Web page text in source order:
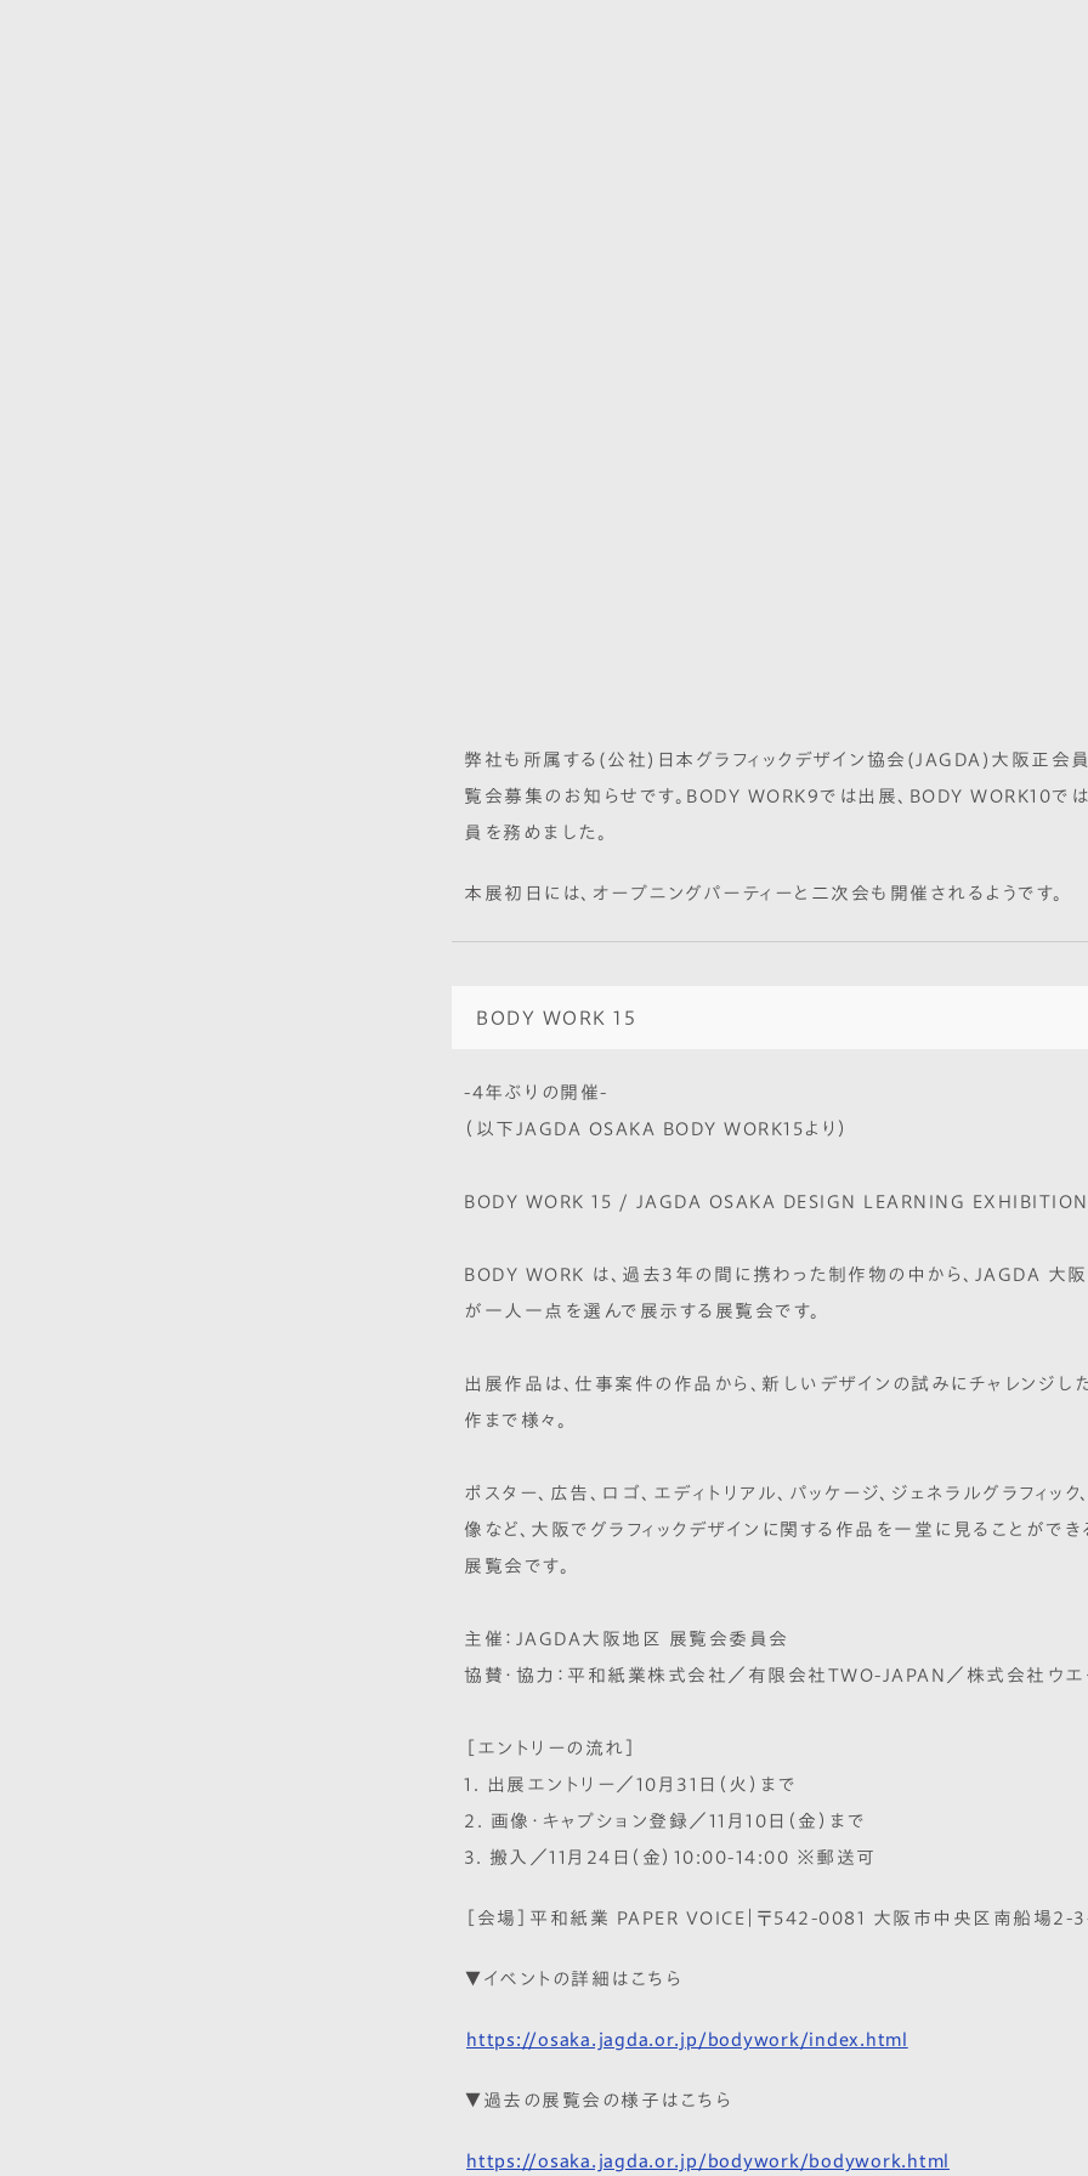
弊社も所属する(公社)日本グラフィックデザイン協会(JAGDA)大阪正会
覧会募集のお知らせです。BODY WORK9では出展、BODY WORK10で
員を務めました。
本展初日には、オープニングパーティーと二次会も開催されるようです。
BODY WORK 15
-4年ぶりの開催-
（以下JAGDA OSAKA BODY WORK15より）
BODY WORK 15 / JAGDA OSAKA DESIGN LEARNING EXHIBITION
BODY WORK は、過去3年の間に携わった制作物の中から、JAGDA 大
が一人一点を選んで展示する展覧会です。
出展作品は、仕事案件の作品から、新しいデザインの試みにチャレンジし
作まで様々。
ポスター、広告、ロゴ、エディトリアル、パッケージ、ジェネラルグラフィック
像など、大阪でグラフィックデザインに関する作品を一堂に見ることがで
展覧会です。
主催：JAGDA大阪地区 展覧会委員会
協賛・協力：平和紙業株式会社／有限会社TWO-JAPAN／株式会社ウ
［エントリーの流れ］
1. 出展エントリー／10月31日（火）まで
2. 画像・キャプション登録／11月10日（金）まで
3. 搬入／11月24日（金）10:00-14:00 ※郵送可
［会場］平和紙業 PAPER VOICE｜〒542-0081 大阪市中央区南船場2-
▼イベントの詳細はこちら
https://osaka.jagda.or.jp/bodywork/index.html
▼過去の展覧会の様子はこちら
https://osaka.jagda.or.jp/bodywork/bodywork.html